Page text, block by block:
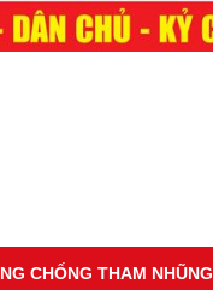
CHỐNG THAM NHŨNG